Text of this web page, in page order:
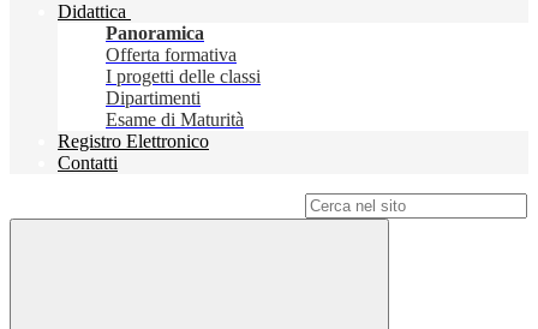
Didattica
Panoramica
Offerta formativa
I progetti delle classi
Dipartimenti
Esame di Maturità
Registro Elettronico
Contatti